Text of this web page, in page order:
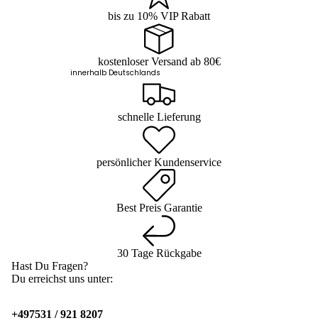
bis zu 10% VIP Rabatt
kostenloser Versand ab 80€
innerhalb Deutschlands
schnelle Lieferung
persönlicher Kundenservice
Best Preis Garantie
30 Tage Rückgabe
Hast Du Fragen?
Du erreichst uns unter:
+497531 / 921 8207